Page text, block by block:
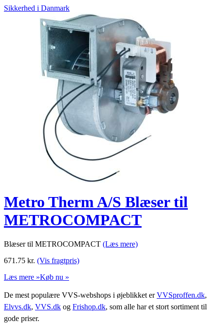
Sikkerhed i Danmark
Metro Therm A/S Blæser til
METROCOMPACT
Blæser til METROCOMPACT (Læs mere)
671.75 kr. (Vis fragtpris)
Læs mere »Køb nu »
De mest populære VVS-webshops i øjeblikket erVVSproffen.dk,
Elvvs.dk, VVS.dk og Frishop.dk, som alle har et stort sortiment til
gode priser.